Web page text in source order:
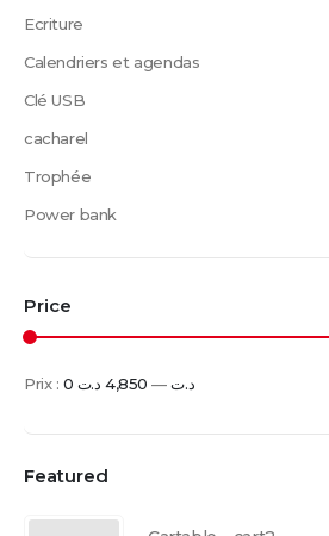
Ecriture
Calendriers et agendas
Clé USB
cacharel
Trophée
Power bank
Price
Prix : 0 د.ت— 4,850 د.ت
Featured